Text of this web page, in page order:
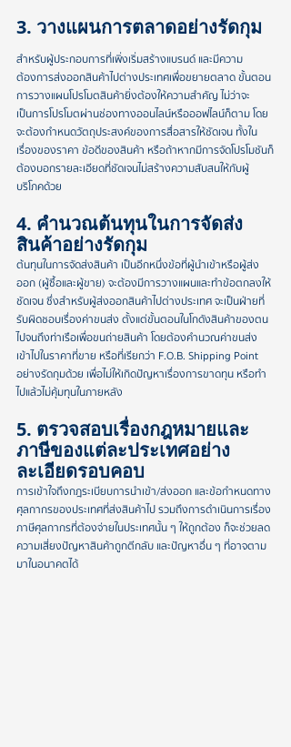
3. วางแผนการตลาดอย่างรัดกุม
สำหรับผู้ประกอบการที่เพิ่งเริ่มสร้างแบรนด์ และมีความ
ต้องการส่งออกสินค้าไปต่างประเทศเพื่อขยายตลาด ขั้นตอน
การวางแผนโปรโมตสินค้ายิ่งต้องให้ความสำคัญ ไม่ว่าจะ
เป็นการโปรโมตผ่านช่องทางออนไลน์หรือออฟไลน์ก็ตาม โดย
จะต้องกำหนดวัตถุประสงค์ของการสื่อสารให้ชัดเจน ทั้งใน
เรื่องของราคา ข้อดีของสินค้า หรือถ้าหากมีการจัดโปรโมชันก็
ต้องบอกรายละเอียดที่ชัดเจนไม่สร้างความสับสนให้กับผู้
บริโภคด้วย
4. คำนวณต้นทุนในการจัดส่ง
สินค้าอย่างรัดกุม
ต้นทุนในการจัดส่งสินค้า เป็นอีกหนึ่งข้อที่ผู้นำเข้าหรือผู้ส่ง
ออก (ผู้ซื้อและผู้ขาย) จะต้องมีการวางแผนและทำข้อตกลงให้
ชัดเจน ซึ่งสำหรับผู้ส่งออกสินค้าไปต่างประเทศ จะเป็นฝ่ายที่
รับผิดชอบเรื่องค่าขนส่ง ตั้งแต่ขั้นตอนในโกดังสินค้าของตน
ไปจนถึงท่าเรือเพื่อขนถ่ายสินค้า โดยต้องคำนวณค่าขนส่ง
เข้าไปในราคาที่ขาย หรือที่เรียกว่า F.O.B. Shipping Point
อย่างรัดกุมด้วย เพื่อไม่ให้เกิดปัญหาเรื่องการขาดทุน หรือทำ
ไปแล้วไม่คุ้มทุนในภายหลัง
5. ตรวจสอบเรื่องกฎหมายและ
ภาษีของแต่ละประเทศอย่าง
ละเอียดรอบคอบ
การเข้าใจถึงกฎระเบียบการนำเข้า/ส่งออก และข้อกำหนดทาง
ศุลกากรของประเทศที่ส่งสินค้าไป รวมถึงการดำเนินการเรื่อง
ภาษีศุลกากรที่ต้องจ่ายในประเทศนั้น ๆ ให้ถูกต้อง ก็จะช่วยลด
ความเสี่ยงปัญหาสินค้าถูกตีกลับ และปัญหาอื่น ๆ ที่อาจตาม
มาในอนาคตได้